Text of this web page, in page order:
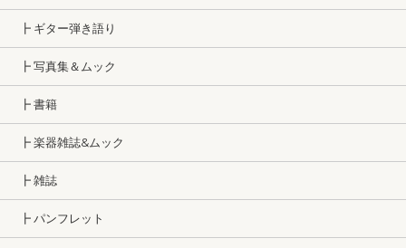
┣ ギター弾き語り
┣ 写真集＆ムック
┣ 書籍
┣ 楽器雑誌&ムック
┣ 雑誌
┣ パンフレット